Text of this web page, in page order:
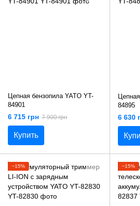
Цепная бензопила YATO YT-
84901
6 715 грн 7 900 грн
Купить
84895
6 630
−15% −15%